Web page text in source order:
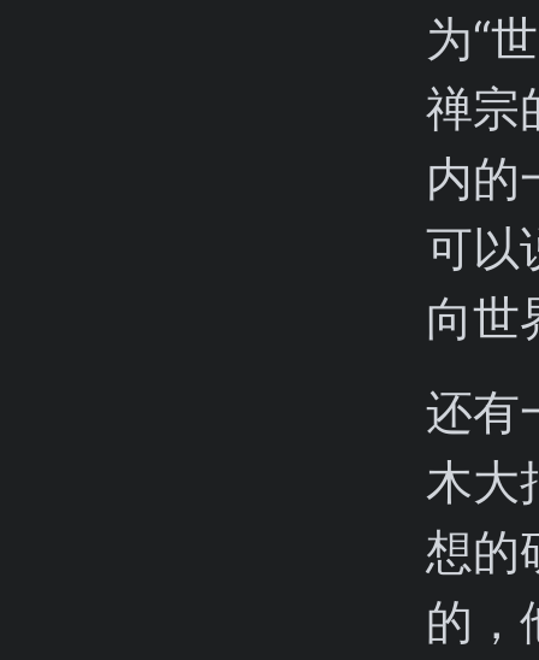
为“
禅宗
内的
可以
向世
还有
木大
想的
的，